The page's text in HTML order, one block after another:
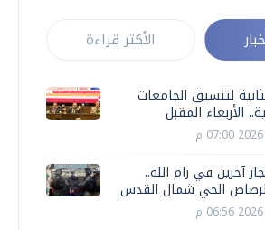
الأكثر قراءة
لتنسيق الجامعات
الأربعاء المقبل
آخرين في رام الله..
الحي شمال القدس